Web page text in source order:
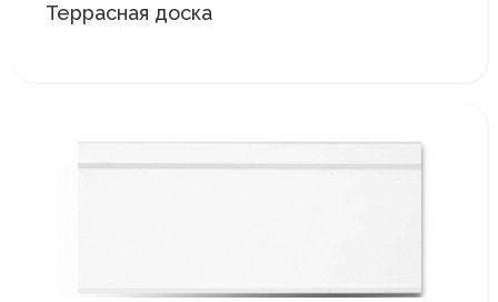
Террасная доска